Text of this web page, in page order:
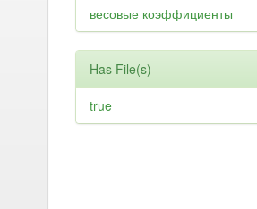
весовые коэффициенты
Has File(s)
true